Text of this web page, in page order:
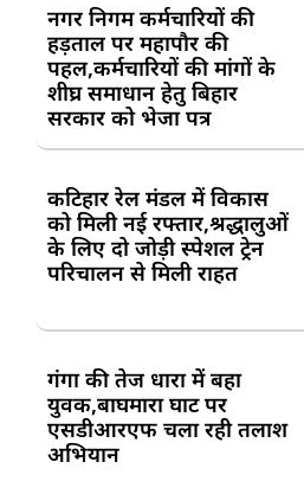
नगर निगम कर्मचारियों की
हड़ताल पर महापौर की
पहल,कर्मचारियों की मांगों के
शीघ्र समाधान हेतु बिहार
सरकार को भेजा पत्र
कटिहार रेल मंडल में विकास
को मिली नई रफ्तार,श्रद्धालुओं
के लिए दो जोड़ी स्पेशल ट्रेन
परिचालन से मिली राहत
गंगा की तेज धारा में बहा
युवक,बाघमारा घाट पर
एसडीआरएफ चला रही तलाश
अभियान